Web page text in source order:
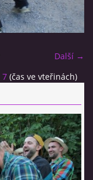
Další →
7 (čas ve vteřinách)